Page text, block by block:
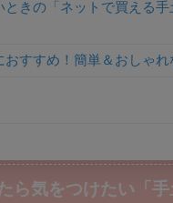
ときの「ネットで買える手
おすすめ！簡単＆おしゃれ
ら気をつけたい「